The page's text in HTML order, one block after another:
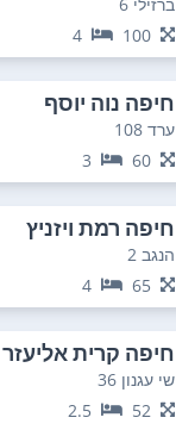
ברזילי 6
100
4
חיפה נוה יוסף
ערד 108
60
3
חיפה רמת ויזניץ
הנגב 2
65
4
חיפה קרית אליעזר
שי עגנון 36
52
2.5